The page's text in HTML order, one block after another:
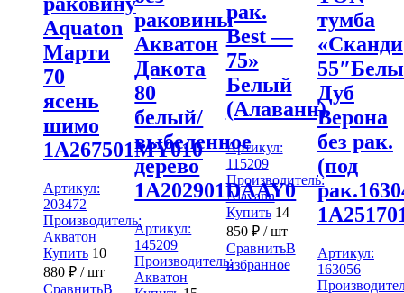
Aquaton
Марти
70
ясень
шимо
1A267501MY010
Артикул:
203472
Производитель:
Акватон
Купить 10
880 ₽ / шт
СравнитьВ
раковины
Акватон
Дакота
80
белый/
выбеленное
дерево
1A202901DAAY0
Артикул:
145209
Производитель:
Акватон
рак.
Best —
75»
Белый
(Алаванн)
Артикул:
115209
Производитель:
Alavann
Купить 14
850 ₽/ шт
СравнитьВ
избранное
тумба
«Сканди
Дуб
Верона
без рак.
(под
Артикул:
163056